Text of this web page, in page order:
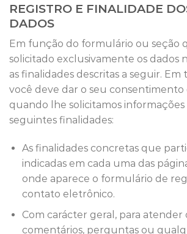
REGISTRO E FINALIDADE
DADOS
Em função do formulário ou seção
solicitado exclusivamente os dados
as finalidades descritas a seguir.
você deve dar o seu consentimento
quando lhe solicitamos informações
seguintes finalidades:
As finalidades concretas que
indicadas em cada uma das
onde aparece o formulário de
contato eletrônico.
Com carácter geral, para atender
comentários, perguntas ou